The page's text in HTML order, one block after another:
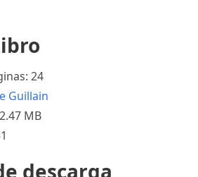
24
Guillain
MB
descarga